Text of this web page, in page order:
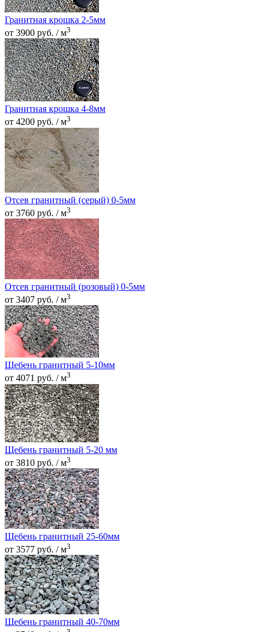
Гранитная крошка 2-5мм
от 3900 руб. / м3
Гранитная крошка 4-8мм
от 4200 руб. / м3
Отсев гранитный (серый) 0-5мм
от 3760 руб. / м3
Отсев гранитный (розовый) 0-5мм
от 3407 руб. / м3
Щебень гранитный 5-10мм
от 4071 руб. / м3
Щебень гранитный 5-20 мм
от 3810 руб. / м3
Щебень гранитный 25-60мм
от 3577 руб. / м3
Щебень гранитный 40-70мм